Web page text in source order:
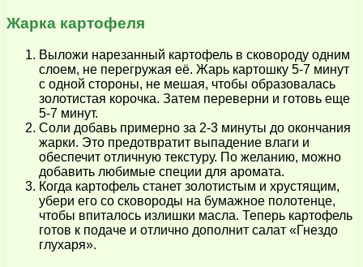
Жарка картофеля
Выложи нарезанный картофель в сковороду одним
слоем, не перегружая её. Жарь картошку 5-7 минут
с одной стороны, не мешая, чтобы образовалась
золотистая корочка. Затем переверни и готовь еще
5-7 минут.
Соли добавь примерно за 2-3 минуты до окончания
жарки. Это предотвратит выпадение влаги и
обеспечит отличную текстуру. По желанию, можно
добавить любимые специи для аромата.
Когда картофель станет золотистым и хрустящим,
убери его со сковороды на бумажное полотенце,
чтобы впиталось излишки масла. Теперь картофель
готов к подаче и отлично дополнит салат «Гнездо
глухаря».